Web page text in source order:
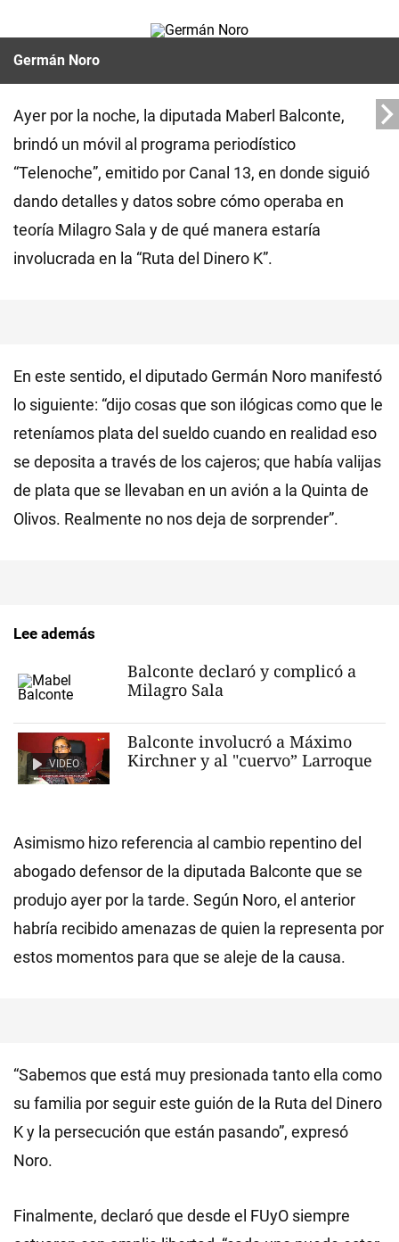
Germán Noro
Ayer por la noche, la diputada Maberl Balconte,
brindó un móvil al programa periodístico
“Telenoche”, emitido por Canal 13, en donde siguió
dando detalles y datos sobre cómo operaba en
teoría Milagro Sala y de qué manera estaría
involucrada en la “Ruta del Dinero K”.
En este sentido, el diputado Germán Noro manifestó
lo siguiente: “dijo cosas que son ilógicas como que le
reteníamos plata del sueldo cuando en realidad eso
se deposita a través de los cajeros; que había valijas
de plata que se llevaban en un avión a la Quinta de
Olivos. Realmente no nos deja de sorprender”.
Lee además
Balconte declaró y complicó a
Milagro Sala
VIDEO
Balconte involucró a Máximo
Kirchner y al "cuervo” Larroque
Asimismo hizo referencia al cambio repentino del
abogado defensor de la diputada Balconte que se
produjo ayer por la tarde. Según Noro, el anterior
habría recibido amenazas de quien la representa por
estos momentos para que se aleje de la causa.
“Sabemos que está muy presionada tanto ella como
su familia por seguir este guión de la Ruta del Dinero
K y la persecución que están pasando”, expresó
Noro.
Finalmente, declaró que desde el FUyO siempre